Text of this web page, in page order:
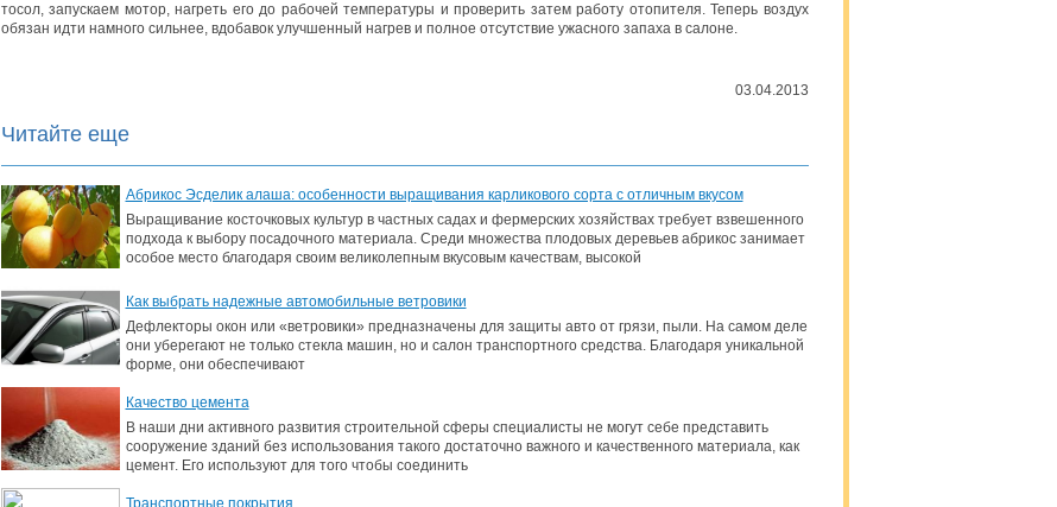
тосол, запускаем мотор, нагреть его до рабочей температуры и проверить затем работу отопителя. Теперь воздух
обязан идти намного сильнее, вдобавок улучшенный нагрев и полное отсутствие ужасного запаха в салоне.
03.04.2013
Читайте еще
Абрикос Эсделик алаша: особенности выращивания карликового сорта с отличным вкусом
Выращивание косточковых культур в частных садах и фермерских хозяйствах требует взвешенного
подхода к выбору посадочного материала. Среди множества плодовых деревьев абрикос занимает
особое место благодаря своим великолепным вкусовым качествам, высокой
Как выбрать надежные автомобильные ветровики
Дефлекторы окон или «ветровики» предназначены для защиты авто от грязи, пыли. На самом деле
они уберегают не только стекла машин, но и салон транспортного средства. Благодаря уникальной
форме, они обеспечивают
Качество цемента
В наши дни активного развития строительной сферы специалисты не могут себе представить
сооружение зданий без использования такого достаточно важного и качественного материала, как
цемент. Его используют для того чтобы соединить
Транспортные покрытия